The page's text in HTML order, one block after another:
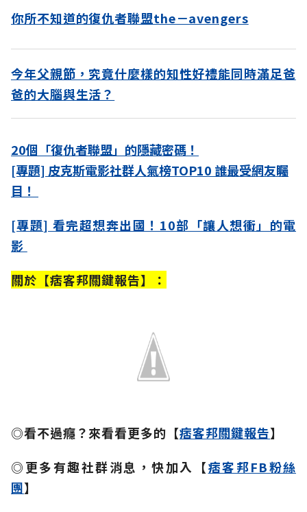
你所不知道的復仇者聯盟the－avengers
今年父親節，究竟什麼樣的知性好禮能同時滿足爸
爸的大腦與生活？
20個「復仇者聯盟」的隱藏密碼！
[專題] 皮克斯電影社群人氣榜TOP10 誰最受網友矚
目！
[專題] 看完超想奔出國！10部「讓人想衝」的電
影
關於【痞客邦關鍵報告】：
◎看不過癮？來看看更多的【痞客邦關鍵報告】
◎更多有趣社群消息，快加入【痞客邦FB粉絲
團】